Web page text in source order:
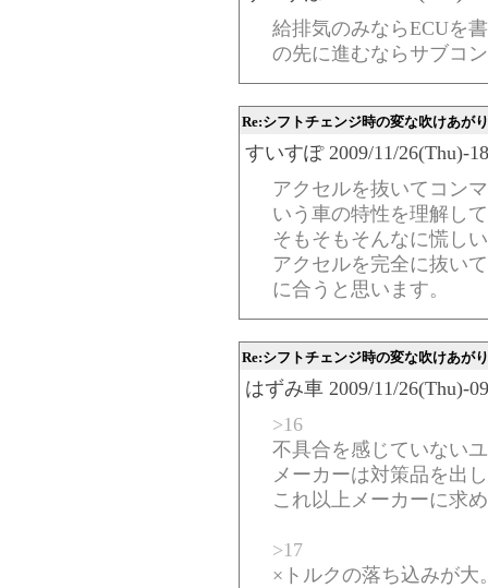
給排気のみならECUを
の先に進むならサブコ
Re:シフトチェンジ時の変な吹けあがり
すいすぽ 2009/11/26(Thu)-
アクセルを抜いてコン
いう車の特性を理解し
そもそもそんなに慌し
アクセルを完全に抜い
に合うと思います。
Re:シフトチェンジ時の変な吹けあがり
はずみ車 2009/11/26(Thu)-
>16
不具合を感じていない
メーカーは対策品を出
これ以上メーカーに求
>17
×トルクの落ち込みが大